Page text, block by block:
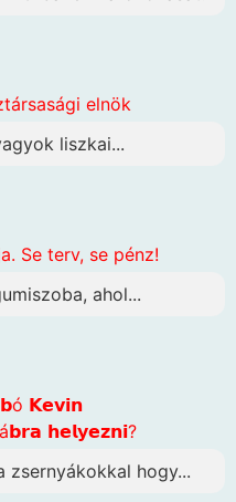
elnök
liszkai...
Se terv, se pénz!
ahol...
𝗞𝗲𝘃𝗶𝗻
𝗵𝗲𝗹𝘆𝗲𝘇𝗻𝗶?
hogy...